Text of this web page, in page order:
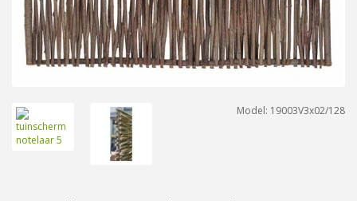
Model: 19003V3x02/128